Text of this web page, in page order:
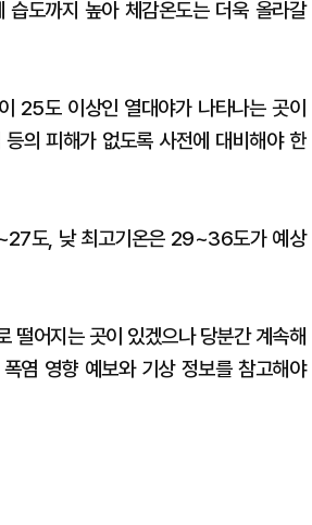
도까지 높아 체감온도는 더욱 올라갈
25도 이상인 열대야가 나타나는 곳이
의 피해가 없도록 사전에 대비해야 한
도, 낮 최고기온은 29~36도가 예상
떨어지는 곳이 있겠으나 당분간 계속해
염 영향 예보와 기상 정보를 참고해야